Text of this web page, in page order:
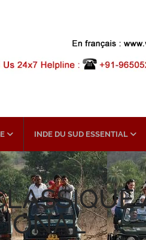
INDE DU SUD ESSENTIAL